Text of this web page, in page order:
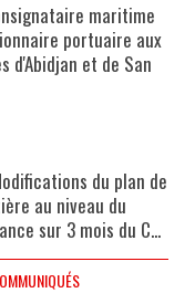
maritime
portuaire aux
d'Abidjan et de San
du plan de
au niveau du
sur 3 mois du C...